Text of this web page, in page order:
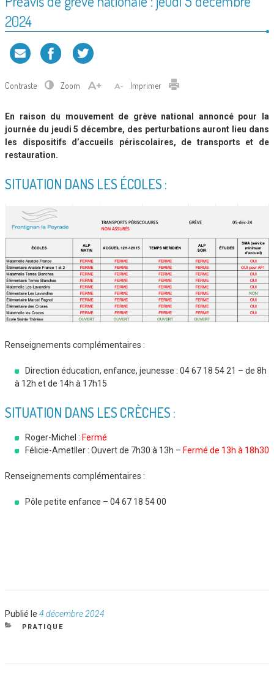
2024
Contraste Zoom Imprimer
En raison du mouvement de grève national annoncé pour la
journée du jeudi 5 décembre, des perturbations auront lieu dans
les dispositifs d’accueils périscolaires, de transports et de
restauration.
SITUATION DANS LES ÉCOLES :
Renseignements complémentaires :
Direction éducation, enfance, jeunesse : 04 67 18 54 21 – de 8h
à 12h et de 14h à 17h15
SITUATION DANS LES CRÈCHES :
Roger-Michel : Fermé
Félicie-Ametller : Ouvert de 7h30 à 13h – Fermé de 13h à 18h30
Renseignements complémentaires :
Pôle petite enfance – 04 67 18 54 00
Publié le Publié
le
4 décembre 2024
CATÉGORIES
PRATIQUE